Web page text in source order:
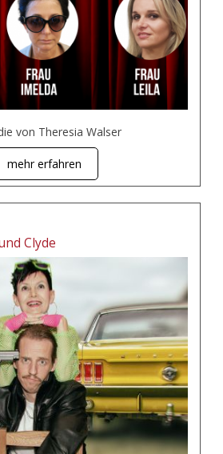
von Theresia Walser
mehr erfahren
Clyde